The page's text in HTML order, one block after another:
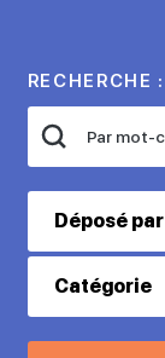
RECHERCHE :
Déposé par
Catégorie